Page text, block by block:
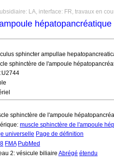
LA, interface: FR, travaux en
hépatopancréatique
sphincter ampullae
sphinctère de l'ampoule
sphinctère de l'ampoule
muscle sphinctère de l'ampoule
universelle Page de définition
FMA PubMed
2: vésicule biliaire Abrégé étendu